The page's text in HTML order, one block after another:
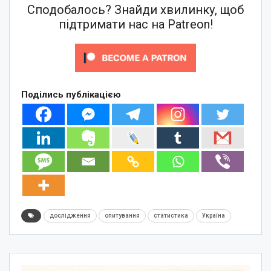
Сподобалось? Знайди хвилинку, щоб
підтримати нас на Patreon!
Поділись публікацією
дослідження опитування статистика Україна